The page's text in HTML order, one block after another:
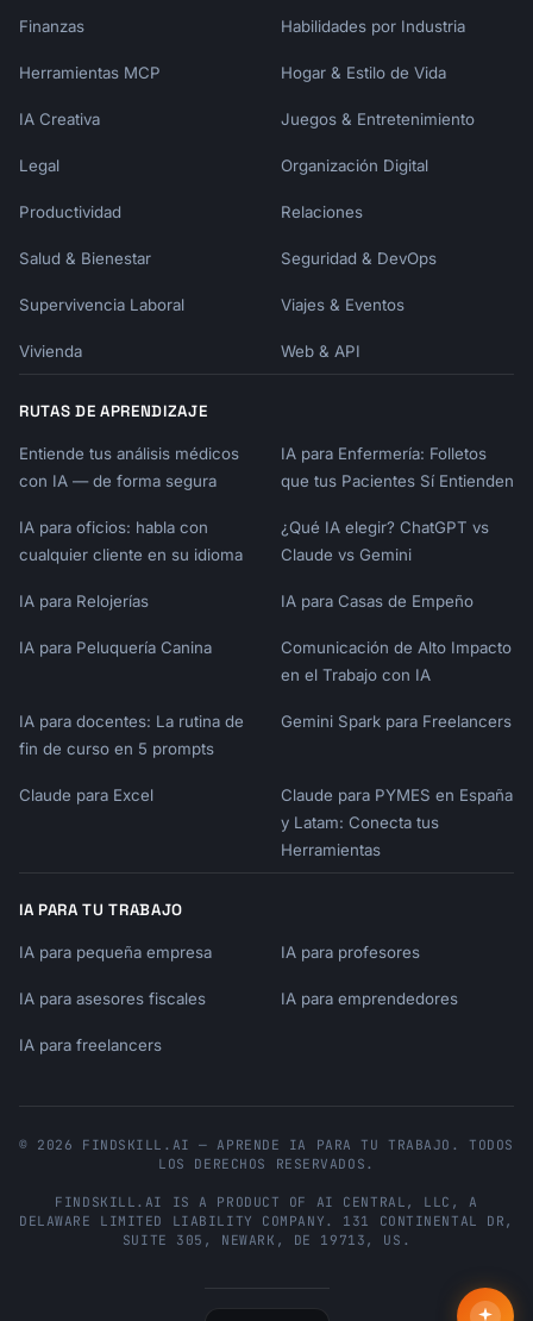
Finanzas Habilidades por Industria
Herramientas MCP Hogar & Estilo de Vida
IA Creativa Juegos & Entretenimiento
Legal Organización Digital
Productividad Relaciones
Salud & Bienestar Seguridad & DevOps
Supervivencia Laboral Viajes & Eventos
Vivienda Web & API
RUTAS DE APRENDIZAJE
Entiende tus análisis médicos
con IA — de forma segura
IA para Enfermería: Folletos
que tus Pacientes Sí Entienden
IA para oficios: habla con
cualquier cliente en su idioma
¿Qué IA elegir? ChatGPT vs
Claude vs Gemini
IA para Relojerías IA para Casas de Empeño
IA para Peluquería Canina
Comunicación de Alto Impacto
en el Trabajo con IA
IA para docentes: La rutina de
fin de curso en 5 prompts
Gemini Spark para Freelancers
Claude para Excel
Claude para PYMES en España
y Latam: Conecta tus
Herramientas
IA PARA TU TRABAJO
IA para pequeña empresa IA para profesores
IA para asesores fiscales IA para emprendedores
IA para freelancers
© 2026 FINDSKILL.AI — APRENDE IA PARA TU TRABAJO. TODOS
LOS DERECHOS RESERVADOS.
FINDSKILL.AI IS A PRODUCT OF AI CENTRAL, LLC , A
DELAWARE LIMITED LIABILITY COMPANY. 131 CONTINENTAL DR,
SUITE 305 , NEWARK , DE 19713 , US .